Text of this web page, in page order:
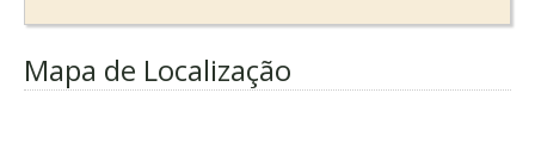
Mapa de Localização